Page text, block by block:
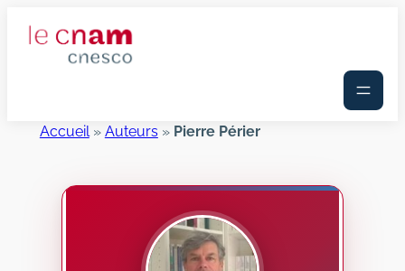
Accueil» Auteurs» Pierre Périer